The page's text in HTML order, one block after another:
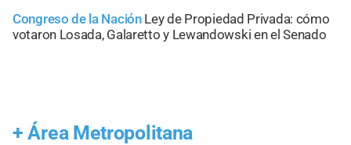
Congreso de la Nación Ley de Propiedad Privada: cómo
votaron Losada, Galaretto y Lewandowski en el Senado
+ Área Metropolitana